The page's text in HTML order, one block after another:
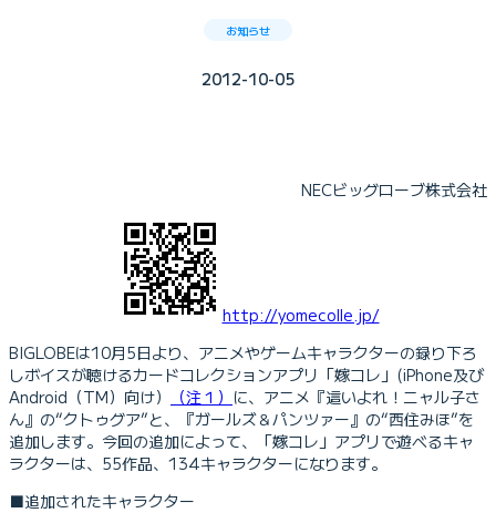
お知らせ
2012-10-05
NECビッグローブ株式会社
http://yomecolle.jp/
BIGLOBEは10月5日より、アニメやゲームキャラクターの録り下ろ
しボイスが聴けるカードコレクションアプリ「嫁コレ」(iPhone及び
Android（TM）向け）
（注１） に、アニメ『這いよれ！ニャル子さ
ん』の“クトゥグア”と、『ガールズ＆パンツァー』の“西住みほ”を
追加します。今回の追加によって、「嫁コレ」アプリで遊べるキャ
ラクターは、55作品、134キャラクターになります。
■追加されたキャラクター